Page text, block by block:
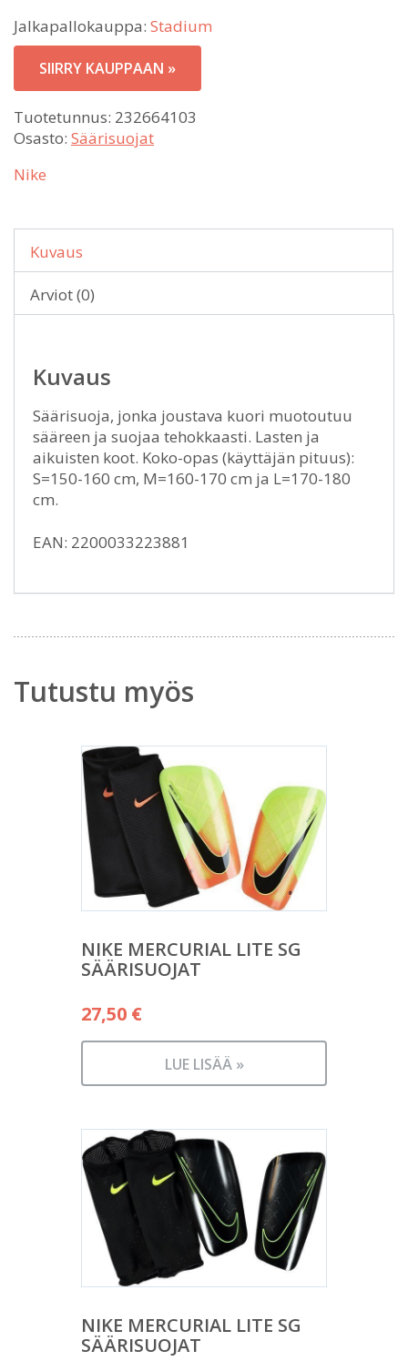
Jalkapallokauppa: Stadium
SIIRRY KAUPPAAN »
Tuotetunnus: 232664103
Osasto: Säärisuojat
Nike
Kuvaus
Arviot (0)
Kuvaus
Säärisuoja, jonka joustava kuori muotoutuu
sääreen ja suojaa tehokkaasti. Lasten ja
aikuisten koot. Koko-opas (käyttäjän pituus):
S=150-160 cm, M=160-170 cm ja L=170-180
cm.
EAN: 2200033223881
Tutustu myös
NIKE MERCURIAL LITE SG
SÄÄRISUOJAT
27,50 €
LUE LISÄÄ »
NIKE MERCURIAL LITE SG
SÄÄRISUOJAT